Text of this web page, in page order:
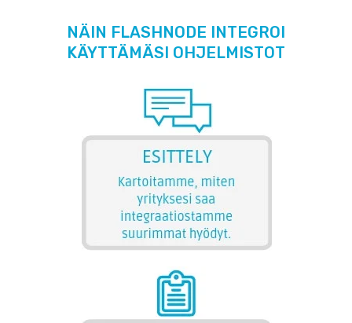
NÄIN FLASHNODE INTEGROI
KÄYTTÄMÄSI OHJELMISTOT